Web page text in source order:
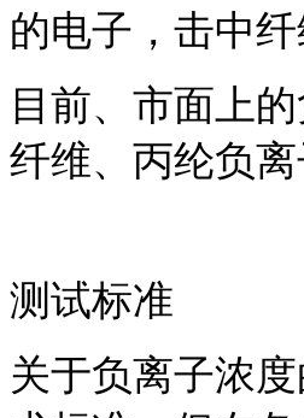
的电子，击中
目前、市面上
纤维、丙纶负
测试标准
关于负离子浓